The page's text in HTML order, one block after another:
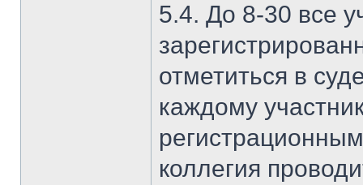
5.4. До 8-30 все
отметиться в
каждому
коллегия